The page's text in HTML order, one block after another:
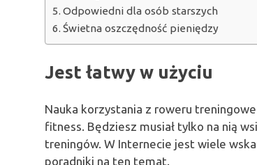
Odpowiedni dla osób starszych
Świetna oszczędność pieniędzy
Jest łatwy w użyciu
Nauka korzystania z roweru
fitness. Będziesz musiał tylko na nią
treningów. W Internecie jest wiele
poradniki na ten temat.